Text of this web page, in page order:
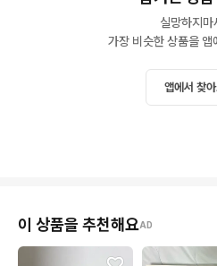
실망하지마
가장 비슷한 상품을 앱
앱에서 찾아
이 상품을 추천해요AD